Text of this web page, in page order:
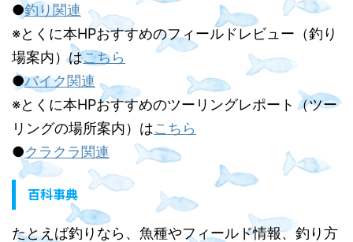
●釣り関連
※とくに本HPおすすめのフィールドレビュー（釣り
場案内）はこちら
●バイク関連
※とくに本HPおすすめのツーリングレポート（ツー
リングの場所案内）はこちら
●クラクラ関連
百科事典
たとえば釣りなら、魚種やフィールド情報、釣り方